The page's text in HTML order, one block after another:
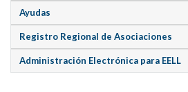
Ayudas
Registro Regional de Asociaciones
Administración Electrónica para EELL